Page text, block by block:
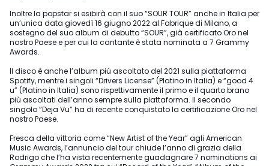
Inoltre la popstar si esibirà con il suo “SOUR TOUR” anche in Italia per
un’unica data giovedì 16 giugno 2022 al Fabrique di Milano, a
sostegno del suo album di debutto “SOUR”, già certificato Oro nel
nostro Paese e per cui la cantante è stata nominata a 7 Grammy
Awards.
Il disco è anche l’album più ascoltato del 2021 sulla piattaforma
Spotify, mentre i singoli “Drivers License” (Platino in Italia) e “good 4
u” (Platino in Italia) sono rispettivamente il primo e il quarto brano
più ascoltati dell’anno sempre sulla piattaforma. Il secondo
singolo “Deja Vu” ha di recente conquistato la certificazione Oro nel
nostro Paese.
Fresca della vittoria come “New Artist of the Year” agli American
Music Awards, l’annuncio del tour chiude l’anno di grazia della
Rodrigo che l’ha vista recentemente guadagnare 7 nominations ai